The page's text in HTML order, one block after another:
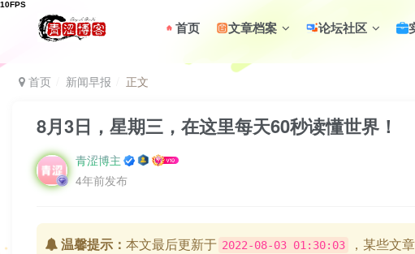
首页 文章档案 论坛社区
首页 新闻早报 正文
8月3日，星期三，在这里每天60秒读懂世界！
青涩博主
4年前发布
温馨提示： 本文最后更新于 2022-08-03 01:30:03 ，某些文